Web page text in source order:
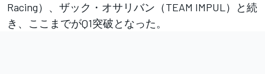
Racing）、ザック・オサリバン（TEAM IMPUL）と続
き、ここまでがQ1突破となった。